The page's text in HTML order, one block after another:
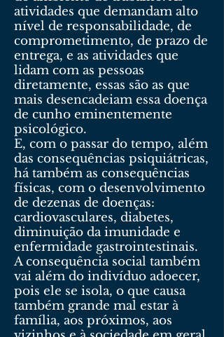
atividades que demandam alto
nível de responsabilidade, de
comprometimento, de prazo de
entrega, e as atividades que
lidam com as pessoas
diretamente, essas são as que
mais desencadeiam essa doença
de cunho eminentemente
psicológico.
E, com o passar do tempo, além
das consequências psiquiátricas,
há também as consequências
físicas, com o desenvolvimento
de dezenas de doenças:
cardiovasculares, diabetes,
diminuição da imunidade e
enfermidade gastrointestinais.
A consequência social também
vai além do indivíduo adoecer,
pois ele se isola, o que causa
também grande mal estar à
família, aos próximos, aos